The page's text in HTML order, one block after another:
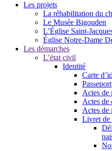
Les projets
La réhabilitation du
Le Musée Bigouden
L’Église Saint-
Église Notre-Dame
Les démarches
L’état civil
Identité
Carte
Passeport
Actes de
Actes de
Actes de
Livret de